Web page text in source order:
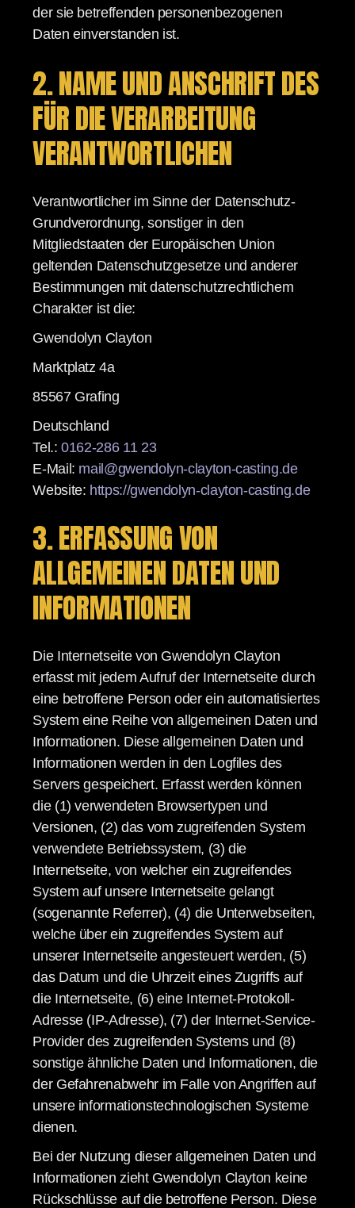
der sie betreffenden personenbezogenen
Daten einverstanden ist.
2. NAME UND ANSCHRIFT DES
FÜR DIE VERARBEITUNG
VERANTWORTLICHEN
Verantwortlicher im Sinne der Datenschutz-
Grundverordnung, sonstiger in den
Mitgliedstaaten der Europäischen Union
geltenden Datenschutzgesetze und anderer
Bestimmungen mit datenschutzrechtlichem
Charakter ist die:
Gwendolyn Clayton
Marktplatz 4a
85567 Grafing
Deutschland
Tel.:0162-286 11 23
E-Mail: mail@gwendolyn-clayton-casting.de
Website: https://gwendolyn-clayton-casting.de
3. ERFASSUNG VON
ALLGEMEINEN DATEN UND
INFORMATIONEN
Die Internetseite von Gwendolyn Clayton
erfasst mit jedem Aufruf der Internetseite durch
eine betroffene Person oder ein automatisiertes
System eine Reihe von allgemeinen Daten und
Informationen. Diese allgemeinen Daten und
Informationen werden in den Logfiles des
Servers gespeichert. Erfasst werden können
die (1) verwendeten Browsertypen und
Versionen, (2) das vom zugreifenden System
verwendete Betriebssystem, (3) die
Internetseite, von welcher ein zugreifendes
System auf unsere Internetseite gelangt
(sogenannte Referrer), (4) die Unterwebseiten,
welche über ein zugreifendes System auf
unserer Internetseite angesteuert werden, (5)
das Datum und die Uhrzeit eines Zugriffs auf
die Internetseite, (6) eine Internet-Protokoll-
Adresse (IP-Adresse), (7) der Internet-Service-
Provider des zugreifenden Systems und (8)
sonstige ähnliche Daten und Informationen, die
der Gefahrenabwehr im Falle von Angriffen auf
unsere informationstechnologischen Systeme
dienen.
Bei der Nutzung dieser allgemeinen Daten und
Informationen zieht Gwendolyn Clayton keine
Rückschlüsse auf die betroffene Person. Diese